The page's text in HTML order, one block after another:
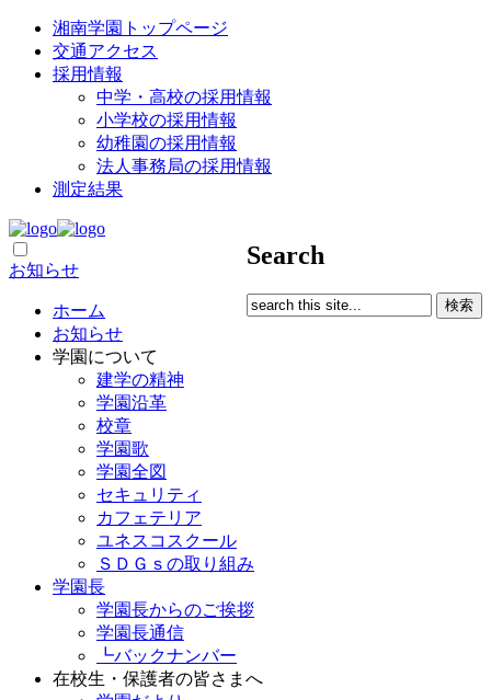
湘南学園トップページ
交通アクセス
採用情報
中学・高校の採用情報
小学校の採用情報
幼稚園の採用情報
法人事務局の採用情報
測定結果
Search
お知らせ
ホーム
お知らせ
学園について
建学の精神
学園沿革
校章
学園歌
学園全図
セキュリティ
カフェテリア
ユネスコスクール
ＳＤＧｓの取り組み
学園長
学園長からのご挨拶
学園長通信
┗バックナンバー
在校生・保護者の皆さまへ